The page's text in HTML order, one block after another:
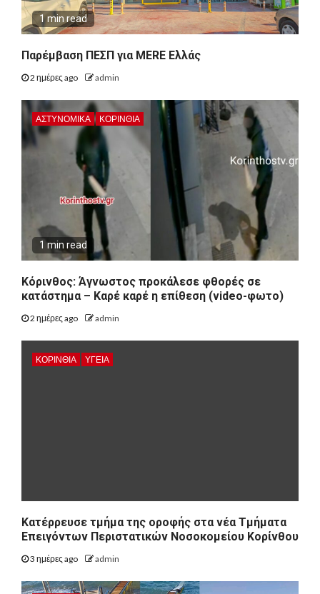
1 min read
Παρέμβαση ΠΕΣΠ για MERE Ελλάς
2 ημέρες ago admin
ΑΣΤΥΝΟΜΙΚΑ ΚΟΡΙΝΘΊΑ
1 min read
Κόρινθος: Άγνωστος προκάλεσε φθορές σε
κατάστημα – Καρέ καρέ η επίθεση (video-φωτο)
2 ημέρες ago admin
ΚΟΡΙΝΘΊΑ ΥΓΕΙΑ
Kατέρρευσε τμήμα της οροφής στα νέα Τμήματα
Επειγόντων Περιστατικών Νοσοκομείου Κορίνθου
3 ημέρες ago admin